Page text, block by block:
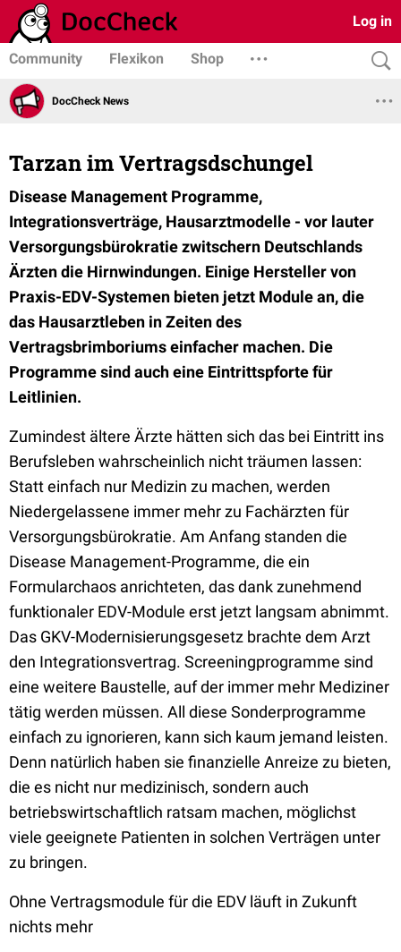
Log in
Community Flexikon Shop
DocCheck News
Tarzan im Vertragsdschungel
Disease Management Programme,
Integrationsverträge, Hausarztmodelle - vor lauter
Versorgungsbürokratie zwitschern Deutschlands
Ärzten die Hirnwindungen. Einige Hersteller von
Praxis-EDV-Systemen bieten jetzt Module an, die
das Hausarztleben in Zeiten des
Vertragsbrimboriums einfacher machen. Die
Programme sind auch eine Eintrittspforte für
Leitlinien.
Zumindest ältere Ärzte hätten sich das bei Eintritt ins
Berufsleben wahrscheinlich nicht träumen lassen:
Statt einfach nur Medizin zu machen, werden
Niedergelassene immer mehr zu Fachärzten für
Versorgungsbürokratie. Am Anfang standen die
Disease Management-Programme, die ein
Formularchaos anrichteten, das dank zunehmend
funktionaler EDV-Module erst jetzt langsam abnimmt.
Das GKV-Modernisierungsgesetz brachte dem Arzt
den Integrationsvertrag. Screeningprogramme sind
eine weitere Baustelle, auf der immer mehr Mediziner
tätig werden müssen. All diese Sonderprogramme
einfach zu ignorieren, kann sich kaum jemand leisten.
Denn natürlich haben sie finanzielle Anreize zu bieten,
die es nicht nur medizinisch, sondern auch
betriebswirtschaftlich ratsam machen, möglichst
viele geeignete Patienten in solchen Verträgen unter
zu bringen.
Ohne Vertragsmodule für die EDV läuft in Zukunft
nichts mehr